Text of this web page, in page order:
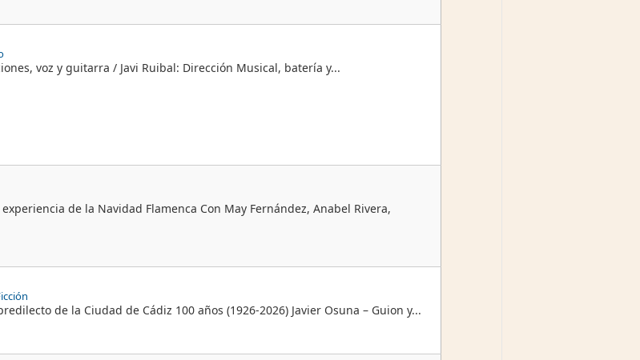
voz y guitarra / Javi Ruibal: Dirección Musical, batería y...
de la Navidad Flamenca Con May Fernández, Anabel Rivera,
de la Ciudad de Cádiz 100 años (1926-2026) Javier Osuna – Guion y...